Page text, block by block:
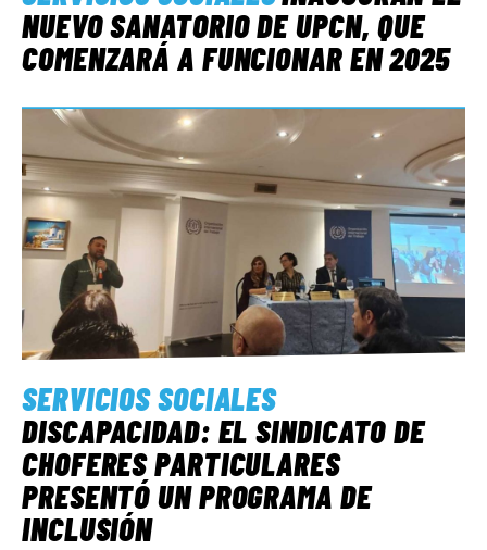
NUEVO SANATORIO DE UPCN, QUE
COMENZARÁ A FUNCIONAR EN 2025
SERVICIOS SOCIALES
DISCAPACIDAD: EL SINDICATO DE
CHOFERES PARTICULARES
PRESENTÓ UN PROGRAMA DE
INCLUSIÓN